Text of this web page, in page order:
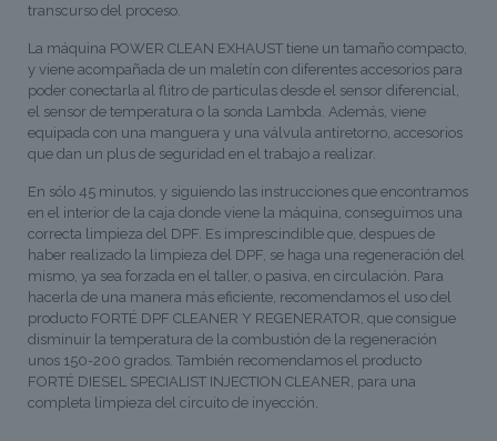
transcurso del proceso.
La máquina POWER CLEAN EXHAUST tiene un tamaño compacto,
y viene acompañada de un maletín con diferentes accesorios para
poder conectarla al flitro de particulas desde el sensor diferencial,
el sensor de temperatura o la sonda Lambda. Además, viene
equipada con una manguera y una válvula antiretorno, accesorios
que dan un plus de seguridad en el trabajo a realizar.
En sólo 45 minutos, y siguiendo las instrucciones que encontramos
en el interior de la caja donde viene la máquina, conseguimos una
correcta limpieza del DPF. Es imprescindible que, despues de
haber realizado la limpieza del DPF, se haga una regeneración del
mismo, ya sea forzada en el taller, o pasiva, en circulación. Para
hacerla de una manera más eficiente, recomendamos el uso del
producto FORTÉ DPF CLEANER Y REGENERATOR, que consigue
disminuir la temperatura de la combustión de la regeneración
unos 150-200 grados. También recomendamos el producto
FORTÉ DIESEL SPECIALIST INJECTION CLEANER, para una
completa limpieza del circuito de inyección.